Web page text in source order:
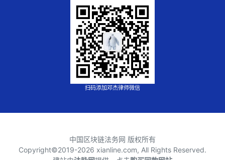
扫码添加邓杰律师微信
中国区块链法务网 版权所有
Copyright©2019-2026 xianline.com, All Rights Reserved.